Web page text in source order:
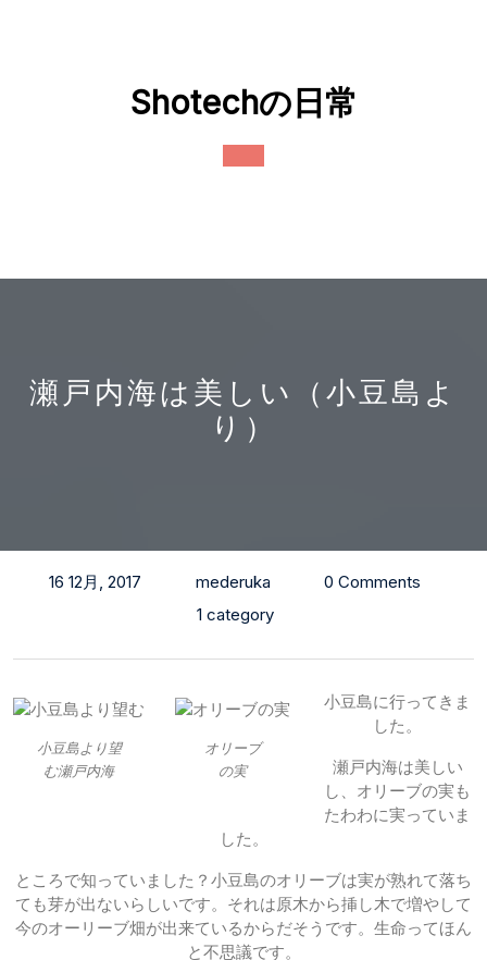
Shotechの日常
瀬戸内海は美しい（小豆島よ
り）
16 12月, 2017 mederuka
0 Comments
1 category
小豆島より望
む瀬戸内海
オリーブ
の実
小豆島に行ってきま
した。
瀬戸内海は美しい
し、オリーブの実も
たわわに実っていま
した。
ところで知っていました？小豆島のオリーブは実が熟れて落ち
ても芽が出ないらしいです。それは原木から挿し木で増やして
今のオーリーブ畑が出来ているからだそうです。生命ってほん
と不思議です。